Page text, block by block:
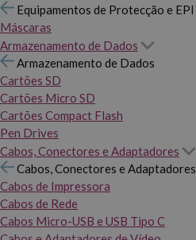
Equipamentos de Protecção e EPI
Máscaras
Armazenamento de Dados
Armazenamento de Dados
Cartões SD
Cartões Micro SD
Cartões Compact Flash
Pen Drives
Cabos, Conectores e Adaptadores
Cabos, Conectores e Adaptadores
Cabos de Impressora
Cabos de Rede
Cabos Micro-USB e USB Tipo C